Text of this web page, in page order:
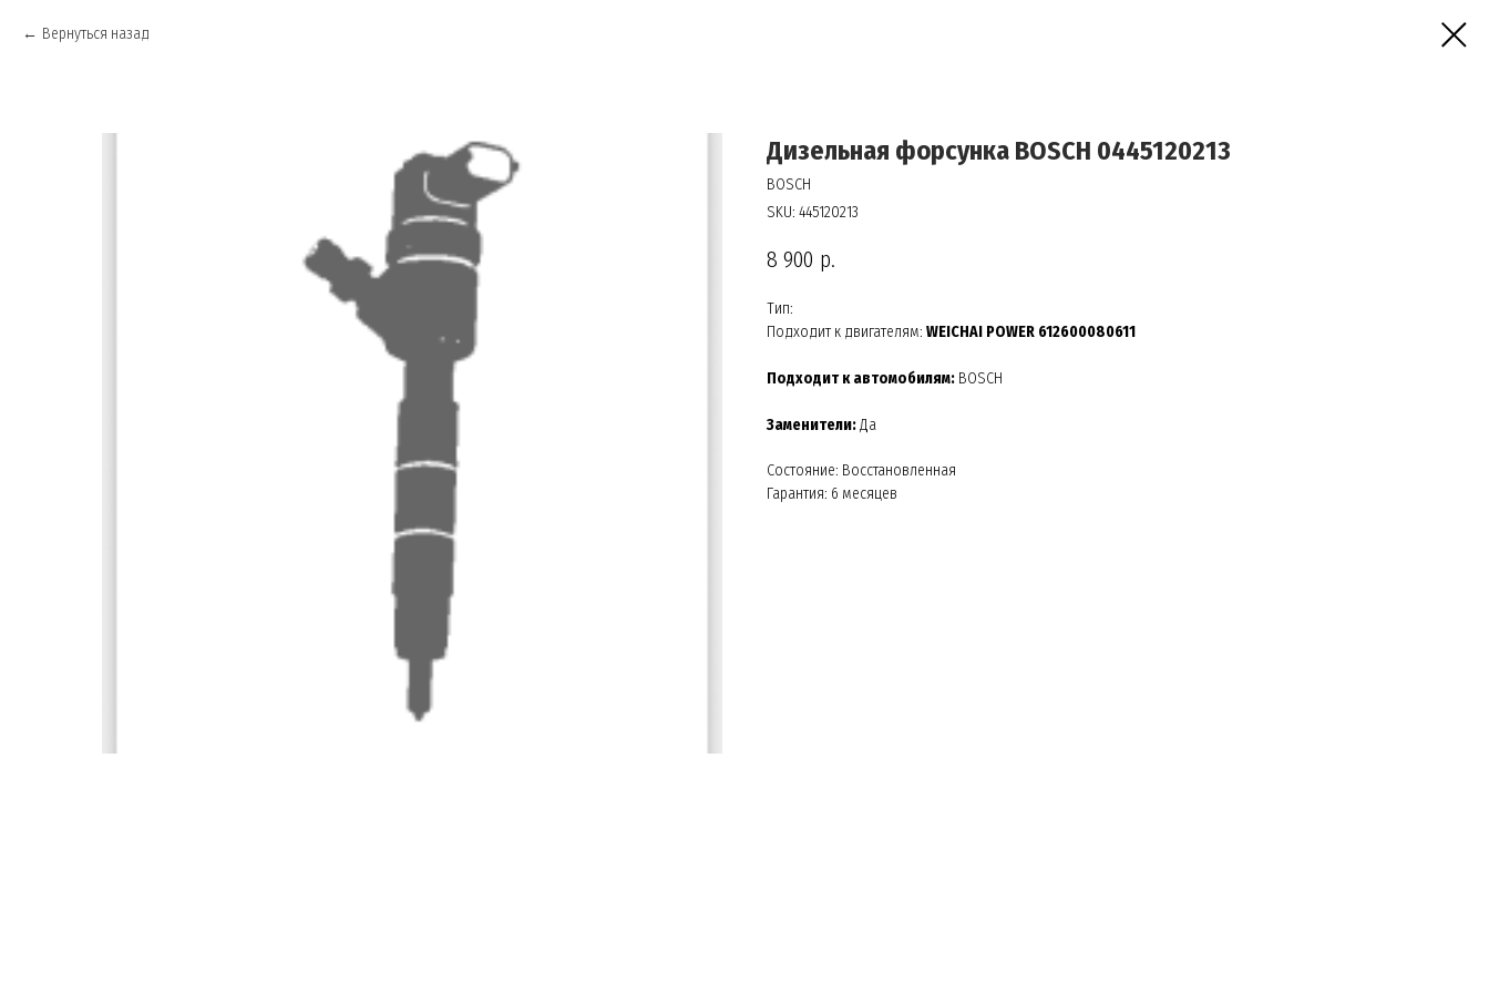
Вернуться назад
Дизельная форсунка BOSCH 0445120213
BOSCH
SKU: 445120213
8 900 р.
Тип:
Подходит к двигателям: WEICHAI POWER 612600080611
Подходит к автомобилям: BOSCH
Заменители:Да
Состояние: Восстановленная
Гарантия: 6 месяцев